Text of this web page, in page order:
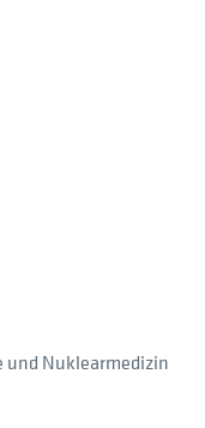
und Nuklearmedizin